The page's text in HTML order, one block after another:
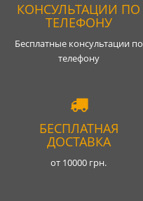
КОНСУЛЬТАЦИИ ПО
ТЕЛЕФОНУ
Бесплатные консультации по
телефону
БЕСПЛАТНАЯ
ДОСТАВКА
от 10000 грн.